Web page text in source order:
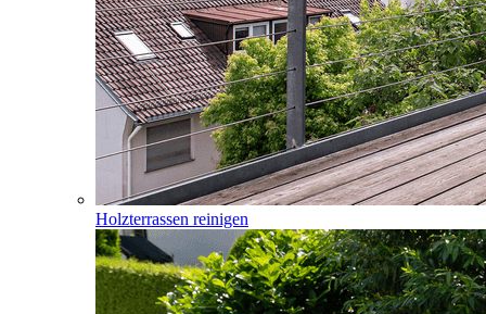
Holzterrassen reinigen